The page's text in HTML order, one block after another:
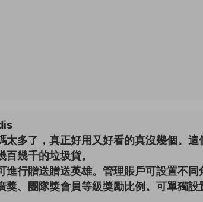
太多了，真正好用又好看的真沒幾個。
幾千的垃圾貨。
進行贈送贈送英雄。管理賬戶可設置不
獎、團隊獎會員等級獎勵比例。可單獨